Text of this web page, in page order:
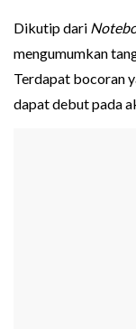
Dikutip dari
mengumumkan
Terdapat bocoran
dapat debut pada